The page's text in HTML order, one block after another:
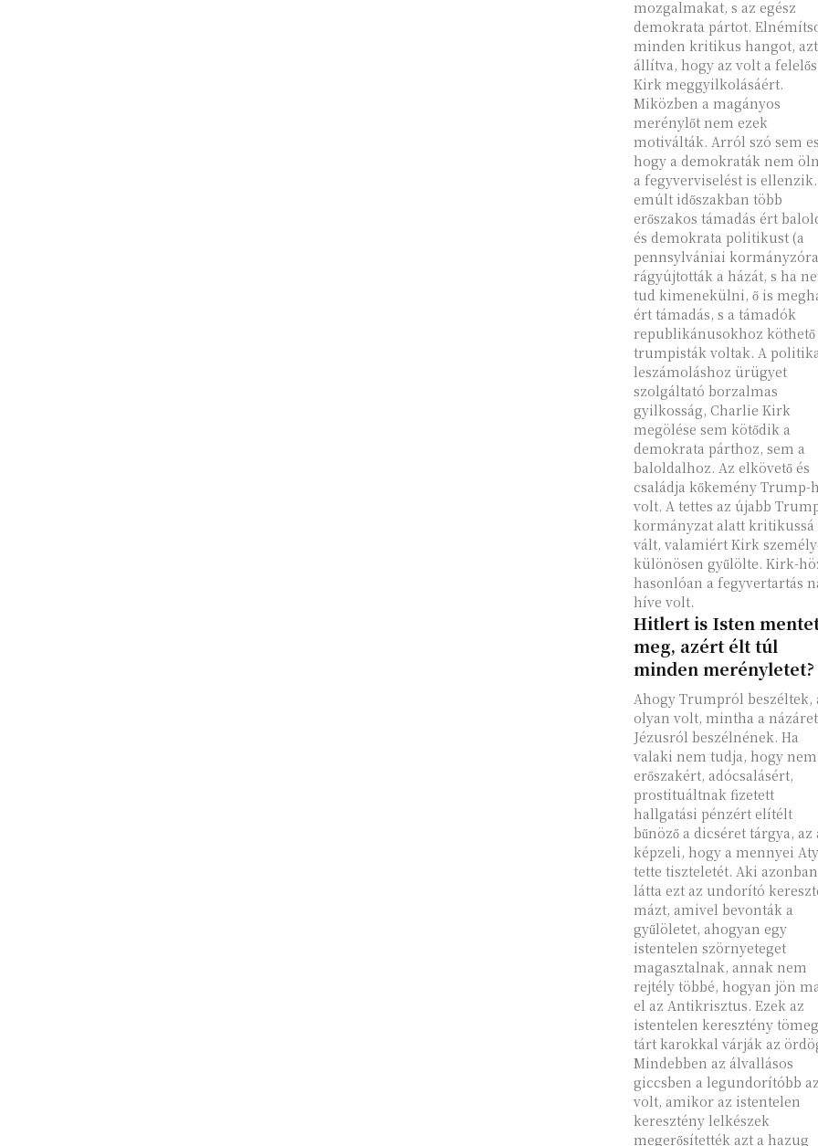
mozgalmakat, s az egész
demokrata pártot.
minden kritikus hangot, azt
állítva, hogy az volt a felelős
Kirk meggyilkolásáért.
Miközben a magányos
merénylőt nem ezek
motiválták. Arról szó sem esik,
hogy a demokraták nem
a fegyverviselést is
emúlt időszakban több
erőszakos támadás ért
és demokrata politikust (a
pennsylvániai kormányzóra
rágyújtották a házát, s ha
tud kimenekülni, ő is
ért támadás, s a támadók
republikánusokhoz köthető
trumpisták voltak. A politikai
leszámoláshoz ürügyet
szolgáltató borzalmas
gyilkosság, Charlie Kirk
megölése sem kötődik a
demokrata párthoz, sem a
baloldalhoz. Az elkövető és
családja kőkemény Trump-
volt. A tettes az újabb
kormányzat alatt kritikussá
vált, valamiért Kirk
különösen gyűlölte. Kirk-
hasonlóan a fegyvertartás
híve volt.
Hitlert is Isten
meg, azért élt túl
minden merényletet?
Ahogy Trumpról beszéltek,
olyan volt, mintha a
Jézusról beszélnének. Ha
valaki nem tudja, hogy
erőszakért, adócsalásért,
prostituáltnak fizetett
hallgatási pénzért elítélt
bűnöző a dicséret tárgya, az
képzeli, hogy a mennyei
tette tiszteletét. Aki azonban
látta ezt az undorító
mázt, amivel bevonták a
gyűlöletet, ahogyan egy
istentelen szörnyeteget
magasztalnak, annak nem
rejtély többé, hogyan jön
el az Antikrisztus. Ezek az
istentelen keresztény
tárt karokkal várják az
Mindebben az álvallásos
giccsben a legundorítóbb az
volt, amikor az istentelen
keresztény lelkészek
megerősítették azt a hazug